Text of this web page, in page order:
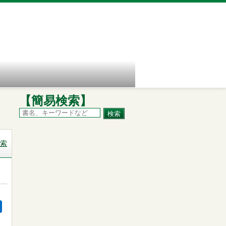
【簡易検索】